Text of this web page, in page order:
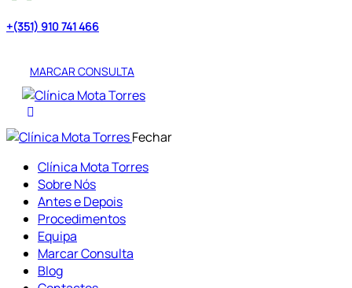
+(351) 910 741 466
MARCAR CONSULTA
Fechar
Clínica Mota Torres
Sobre Nós
Antes e Depois
Procedimentos
Equipa
Marcar Consulta
Blog